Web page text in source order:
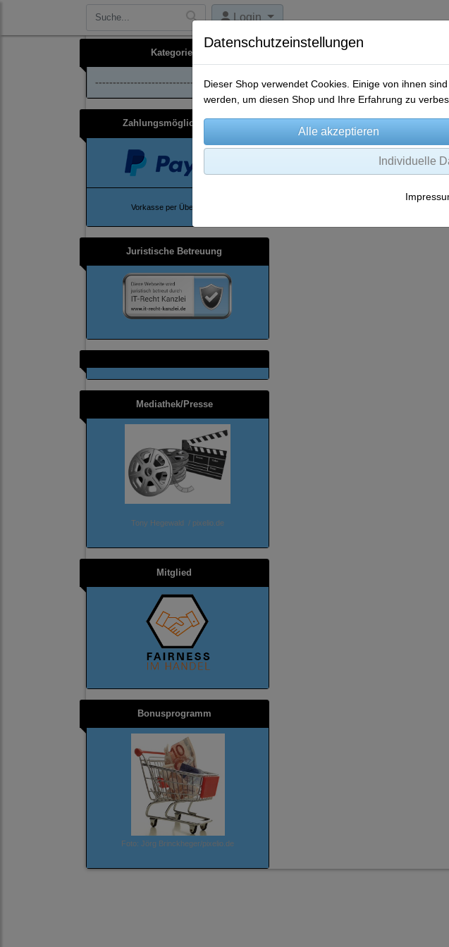
Login
Kategorien
--------------------------------
Zahlungsmöglichkeiten
Vorkasse per Überweisung
Juristische Betreuung
Mediathek/Presse
Tony Hegewald / pixelio.de
Mitglied
Bonusprogramm
Foto: Jörg Brinckheger/pixelio.de
Home Produkte
Es wurden
Datenschutzeinstellungen
Dieser Shop verwendet Cookies. Einige von ihnen
werden, um diesen Shop und Ihre Erfahrung zu
Individuelle